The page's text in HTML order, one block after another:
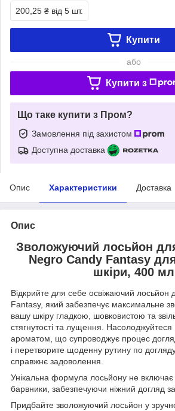
200,25 ₴ від 5 шт.
Купити
або
Купити з
Що таке купити з Пром?
Замовлення під захистом
Доступна доставка
Опис Характеристики Доставка
Опис
Зволожуючий лосьйон
Negro Candy Fantasy для
шкіри, 400 мл
Відкрийте для себе освіжаючий лосьйон
Fantasy, який забезпечує максимальне
вашу шкіру гладкою, шовковистою та
стягнутості та лущення.
ароматом, що супроводжує процес
і перетворите щоденну рутину по
справжнє задоволення.
Унікальна формула лосьйону не
барвники, забезпечуючи ніжний догляд
Придбайте зволожуючий лосьйон у